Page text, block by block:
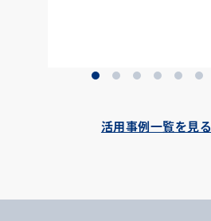
活用事例一覧を見る